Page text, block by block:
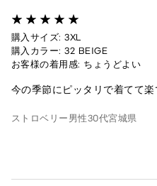
購入サイズ: 3XL
購入カラー: 32 BEIGE
お客様の着用感: ちょうどよい
今の季節にピッタリで着てて
ストロベリー 男性30代宮城県